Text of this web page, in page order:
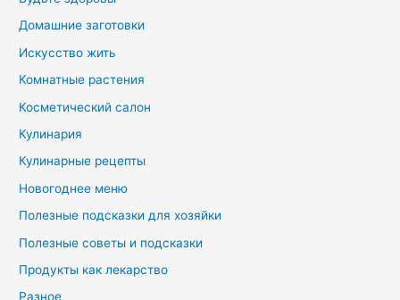
Домашние заготовки
Искусство жить
Комнатные растения
Косметический салон
Кулинария
Кулинарные рецепты
Новогоднее меню
Полезные подсказки для хозяйки
Полезные советы и подсказки
Продукты как лекарство
Разное